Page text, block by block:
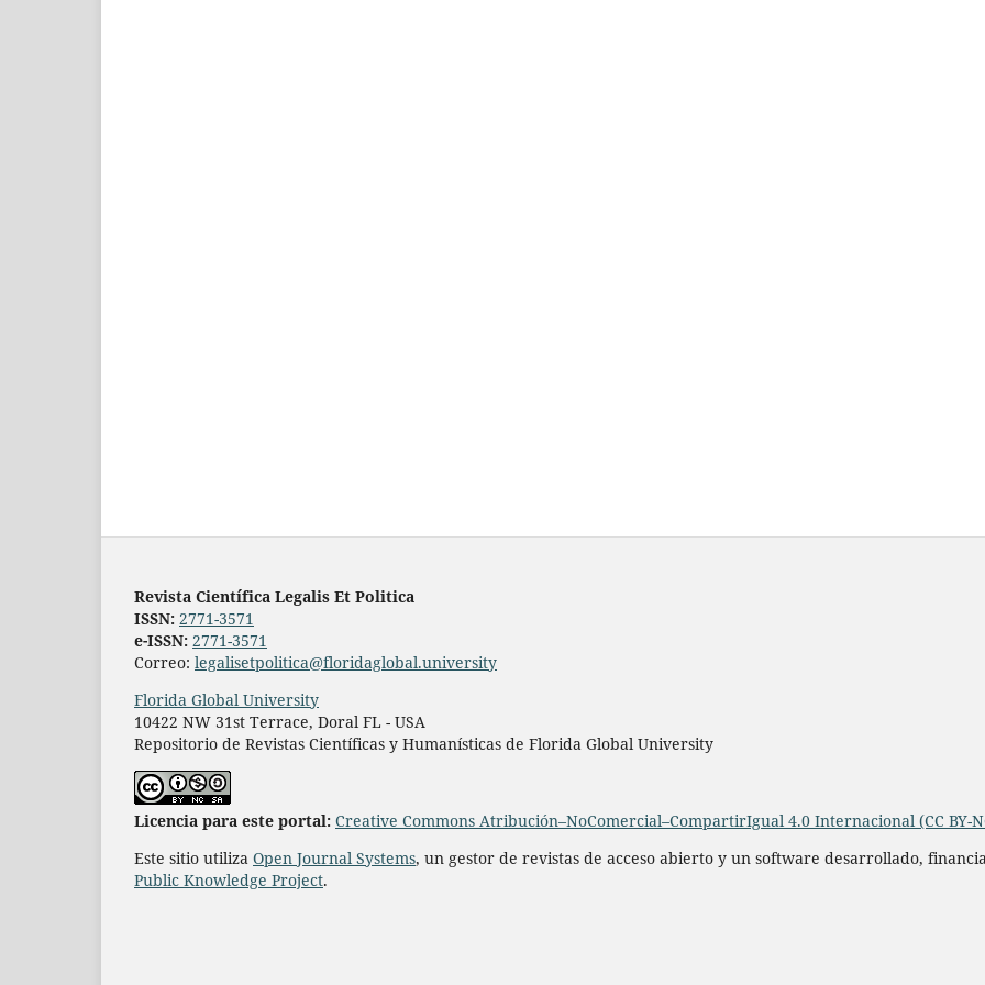
Revista Científica Legalis Et Politica
ISSN: 2771-3571
e-ISSN: 2771-3571
Correo: legalisetpolitica@floridaglobal.university
Florida Global University
10422 NW 31st Terrace, Doral FL - USA
Repositorio de Revistas Científicas y Humanísticas de Florida Global University
Licencia para este portal: Creative Commons Atribución–NoComercial–CompartirIgual 4.0 Internacional (CC BY-
Este sitio utiliza Open Journal Systems, un gestor de revistas de acceso abierto y un software desarrollado,
Public Knowledge Project.